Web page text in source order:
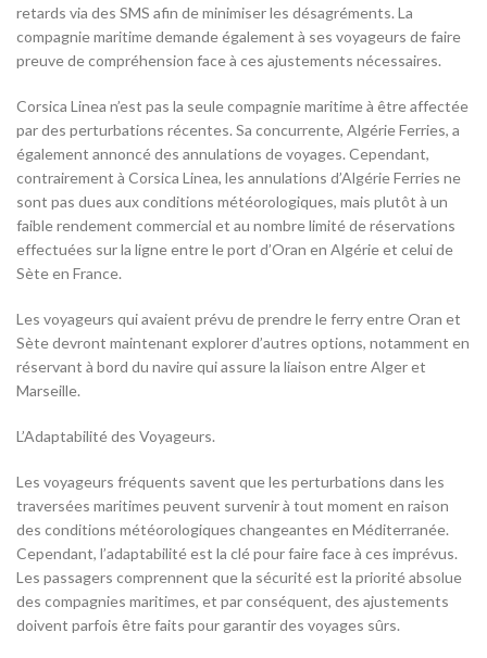
retards via des SMS afin de minimiser les désagréments. La
compagnie maritime demande également à ses voyageurs de faire
preuve de compréhension face à ces ajustements nécessaires.
Corsica Linea n’est pas la seule compagnie maritime à être affectée
par des perturbations récentes. Sa concurrente, Algérie Ferries, a
également annoncé des annulations de voyages. Cependant,
contrairement à Corsica Linea, les annulations d’Algérie Ferries ne
sont pas dues aux conditions météorologiques, mais plutôt à un
faible rendement commercial et au nombre limité de réservations
effectuées sur la ligne entre le port d’Oran en Algérie et celui de
Sète en France.
Les voyageurs qui avaient prévu de prendre le ferry entre Oran et
Sète devront maintenant explorer d’autres options, notamment en
réservant à bord du navire qui assure la liaison entre Alger et
Marseille.
L’Adaptabilité des Voyageurs.
Les voyageurs fréquents savent que les perturbations dans les
traversées maritimes peuvent survenir à tout moment en raison
des conditions météorologiques changeantes en Méditerranée.
Cependant, l’adaptabilité est la clé pour faire face à ces imprévus.
Les passagers comprennent que la sécurité est la priorité absolue
des compagnies maritimes, et par conséquent, des ajustements
doivent parfois être faits pour garantir des voyages sûrs.